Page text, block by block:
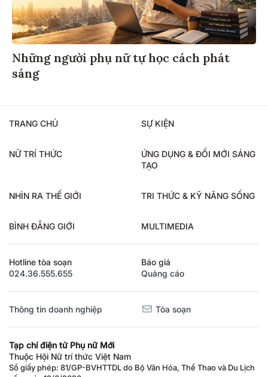
Những người phụ nữ tự học cách phát
sáng
TRANG CHỦ SỰ KIỆN
NỮ TRÍ THỨC
ỨNG DỤNG & ĐỔI MỚI SÁNG
TẠO
NHÌN RA THẾ GIỚI TRI THỨC & KỸ NĂNG SỐNG
BÌNH ĐẲNG GIỚI MULTIMEDIA
Hotline tòa soạn
024.36.555.655
Báo giá
Quảng cáo
Thông tin doanh nghiệp Tòa soạn
Tạp chí điện tử Phụ nữ Mới
Thuộc Hội Nữ trí thức Việt Nam
Số giấy phép: 81/GP-BVHTTDL do Bộ Văn Hóa, Thể Thao và Du Lịch